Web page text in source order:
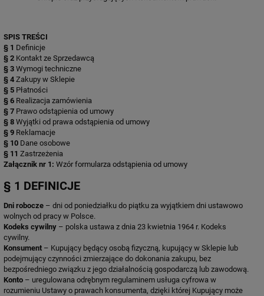
SPIS TREŚCI
§ 1 Definicje
§ 2 Kontakt ze Sprzedawcą
§ 3 Wymogi techniczne
§ 4 Zakupy w Sklepie
§ 5 Płatności
§ 6 Realizacja zamówienia
§ 7 Prawo odstąpienia od umowy
§ 8 Wyjątki od prawa odstąpienia od umowy
§ 9 Reklamacje
§ 10 Dane osobowe
§ 11 Zastrzeżenia
Załącznik nr 1: Wzór formularza odstąpienia od umowy
§ 1 DEFINICJE
Dni robocze – dni od poniedziałku do piątku za wyjątkiem dni ustawowo
wolnych od pracy w Polsce.
Kodeks cywilny – polska ustawa z dnia 23 kwietnia 1964 r. Kodeks
cywilny.
Konsument – Kupujący będący osobą fizyczną, kupujący w Sklepie lub
podejmujący czynności zmierzające do dokonania zakupu, bez
bezpośredniego związku z jego działalnością gospodarczą lub zawodową.
Konto – uregulowana odrębnym regulaminem usługa cyfrowa w
rozumieniu Ustawy o prawach konsumenta, dzięki której Kupujący może